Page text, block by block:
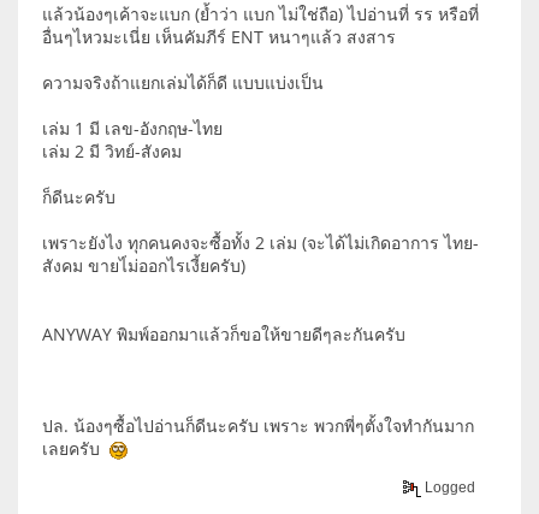
แล้วน้องๆเค้าจะแบก (ย้ำว่า แบก ไม่ใช่ถือ) ไปอ่านที่ รร หรือที่
อื่นๆไหวมะเนี่ย เห็นคัมภีร์ ENT หนาๆแล้ว สงสาร
ความจริงถ้าแยกเล่มได้ก็ดี แบบแบ่งเป็น
เล่ม 1 มี เลข-อังกฤษ-ไทย
เล่ม 2 มี วิทย์-สังคม
ก็ดีนะครับ
เพราะยังไง ทุกคนคงจะซื้อทั้ง 2 เล่ม (จะได้ไม่เกิดอาการ ไทย-
สังคม ขายไ่ม่ออกไรเงี้ยครับ)
ANYWAY พิมพ์ออกมาแล้วก็ขอให้ขายดีๆละกันครับ
ปล. น้องๆซื้อไปอ่านก็ดีนะครับ เพราะ พวกพี่ๆตั้งใจทำกันมาก
เลยครับ
Logged